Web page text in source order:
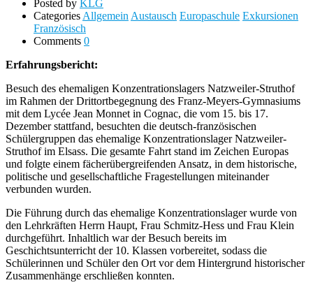
Posted by KLG
Categories Allgemein Austausch Europaschule Exkursionen
Französisch
Comments 0
Erfahrungsbericht:
Besuch des ehemaligen Konzentrationslagers Natzweiler-Struthof
im Rahmen der Drittortbegegnung des Franz-Meyers-Gymnasiums
mit dem Lycée Jean Monnet in Cognac, die vom 15. bis 17.
Dezember stattfand, besuchten die deutsch-französischen
Schülergruppen das ehemalige Konzentrationslager Natzweiler-
Struthof im Elsass. Die gesamte Fahrt stand im Zeichen Europas
und folgte einem fächerübergreifenden Ansatz, in dem historische,
politische und gesellschaftliche Fragestellungen miteinander
verbunden wurden.
Die Führung durch das ehemalige Konzentrationslager wurde von
den Lehrkräften Herrn Haupt, Frau Schmitz-Hess und Frau Klein
durchgeführt. Inhaltlich war der Besuch bereits im
Geschichtsunterricht der 10. Klassen vorbereitet, sodass die
Schülerinnen und Schüler den Ort vor dem Hintergrund historischer
Zusammenhänge erschließen konnten.